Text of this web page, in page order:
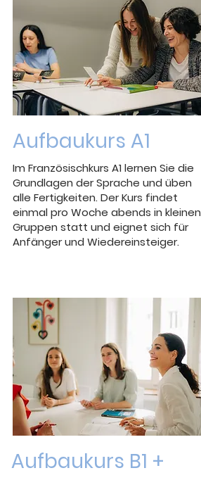
Aufbaukurs A1
Im Französischkurs A1 lernen Sie die
Grundlagen der Sprache und üben
alle Fertigkeiten. Der Kurs findet
einmal pro Woche abends in kleinen
Gruppen statt und eignet sich für
Anfänger und Wiedereinsteiger.
Aufbaukurs B1 +